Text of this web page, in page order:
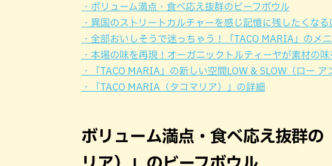
・ボリューム満点・食べ応え抜群のビーフボウル
・異国のストリートカルチャーを感じ記憶に残したくなる
・全部おいしそうで迷っちゃう！「TACO MARIA」のメ
・本場の味を再現！オーガニックトルティーヤが素材の
・「TACO MARIA」の新しい空間LOW & SLOW（ロー ア
・「TACO MARIA（タコマリア）」の詳細
ボリューム満点・食べ応え抜群の